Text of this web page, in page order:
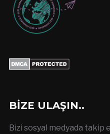
BIZE ULAŞIN..
Bizi sosyal medyada takip